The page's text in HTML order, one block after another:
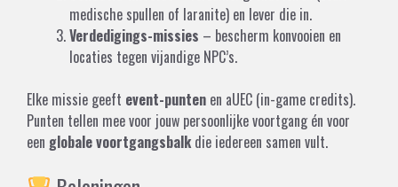
medische spullen of laranite) en lever die in.
Verdedigings-missies – bescherm konvooien en
locaties tegen vijandige NPC’s.
Elke missie geeft event-punten en aUEC (in-game credits).
Punten tellen mee voor jouw persoonlijke voortgang én voor
een globale voortgangsbalkdie iedereen samen vult.